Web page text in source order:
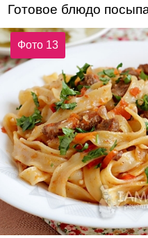
Готовое блюдо
Фото 13